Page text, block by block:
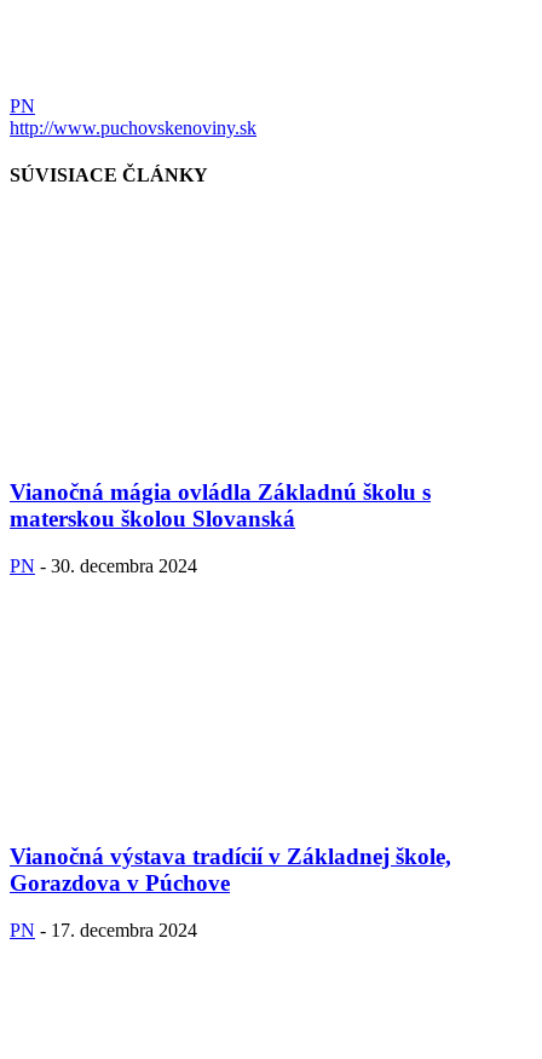
PN
http://www.puchovskenoviny.sk
SÚVISIACE ČLÁNKY
Vianočná mágia ovládla Základnú školu s
materskou školou Slovanská
PN - 30. decembra 2024
Vianočná výstava tradícií v Základnej škole,
Gorazdova v Púchove
PN - 17. decembra 2024